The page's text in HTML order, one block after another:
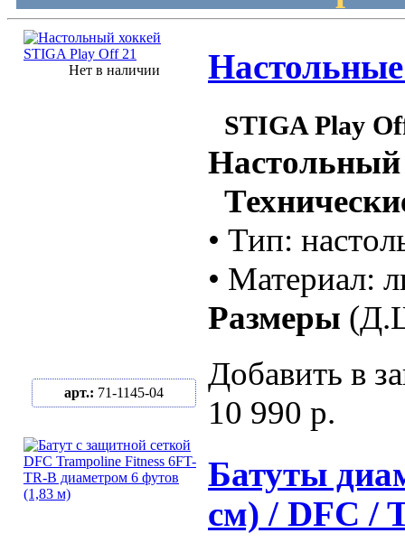
Нет в наличии
STIGA Play
Настольный
• Тип:
• Материал:
Размеры
арт.: 71-1145-04
Добавить в
10 990 р.
Батуты
см) / DFC /